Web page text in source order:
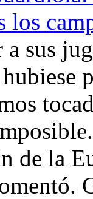
los
sus
de la